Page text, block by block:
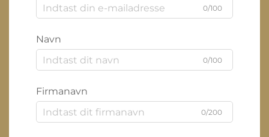
0/100
Navn
0/100
Firmanavn
0/200